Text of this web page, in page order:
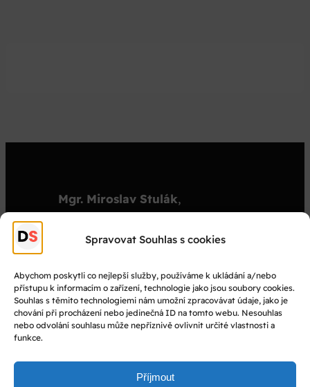
Spravovat Souhlas s cookies
Abychom poskytli co nejlepší služby, používáme k ukládání a/nebo
přístupu k informacím o zařízení, technologie jako jsou soubory cookies.
Souhlas s těmito technologiemi nám umožní zpracovávat údaje, jako je
chování při procházení nebo jedinečná ID na tomto webu. Nesouhlas
nebo odvolání souhlasu může nepříznivě ovlivnit určité vlastnosti a
funkce.
Příjmout
Mgr. Miroslav Stulák,
stulak@dejepisnasoutez.cz
© Dějepisná soutěž 2025
Facebook
YouTube